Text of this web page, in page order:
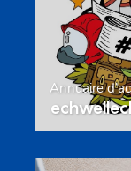
Annuaire